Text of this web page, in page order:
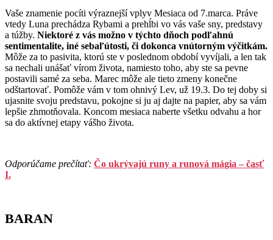
Vaše znamenie pocíti výraznejší vplyv Mesiaca od 7.marca. Práve
vtedy Luna prechádza Rybami a prehĺbi vo vás vaše sny, predstavy
a túžby. Niektoré z vás možno v týchto dňoch podľahnú
sentimentalite, iné sebaľútosti, či dokonca vnútorným výčitkám.
Môže za to pasivita, ktorú ste v poslednom období vyvíjali, a len tak
sa nechali unášať vírom života, namiesto toho, aby ste sa pevne
postavili samé za seba. Marec môže ale tieto zmeny konečne
odštartovať. Pomôže vám v tom ohnivý Lev, už 19.3. Do tej doby si
ujasnite svoju predstavu, pokojne si ju aj dajte na papier, aby sa vám
lepšie zhmotňovala. Koncom mesiaca naberte všetku odvahu a hor
sa do aktívnej etapy vášho života.
Odporúčame prečítať: Čo ukrývajú runy a runová mágia – časť
I.
BARAN